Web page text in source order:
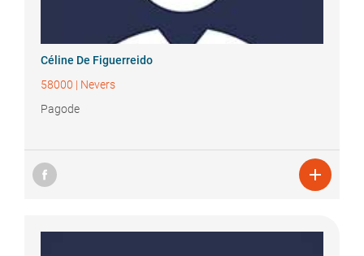
Céline De Figuerreido
58000 | Nevers
Pagode
